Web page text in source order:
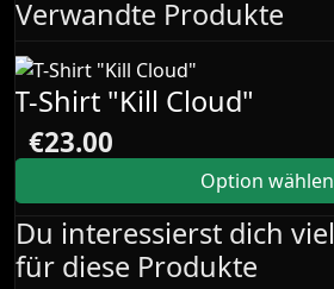
Verwandte Produkte
T-Shirt "Kill Cloud"
€23.00
Option wählen
Du interessierst dich
für diese Produkte